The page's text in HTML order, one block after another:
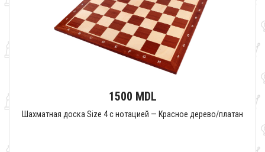
1500 MDL
Шахматная доска Size 4 с нотацией — Красное дерево/платан